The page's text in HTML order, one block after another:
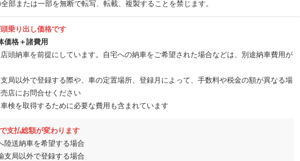
部または一部を無断で転写、転載、複製することを禁じます。
乗り出し価格です
価格＋諸費用
頭納車を前提にしています。自宅への納車をご希望された場合などは、別途納車費用が
局以外で登録する際や、車の定置場所、登録月によって、手数料や税金の額が異なる場
店にお問合せください
検を取得するために必要な費用も含まれています
支払総額が変わります
陸送納車を希望する場合
支局以外で登録する場合